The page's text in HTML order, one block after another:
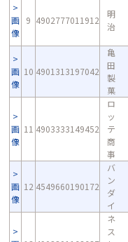
画
像
9 4902777011912
明
治
画
像
10 4901313197042
亀
田
製
菓
画
像
11 4903333149452
ロ
ッ
テ
商
事
画
像
12 4549660190172
バ
ン
ダ
イ
ネ
ス